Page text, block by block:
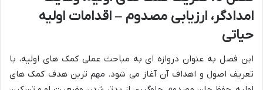
امدادگر، ارزیابی مصدوم – اقدامات اولیه
حیاتی
این فصل به عنوان دروازه ای به مباحث عملی کمک های اولیه، با
تعریف اصول و اهداف آن آغاز می شود. مهم ترین هدف کمک های